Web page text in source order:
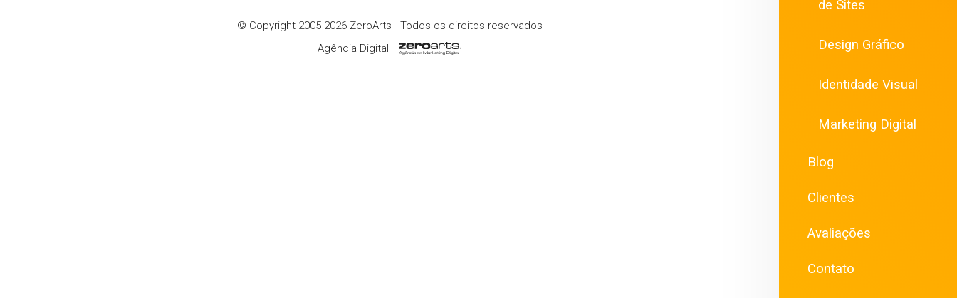
de Sites
Design Gráfico
Identidade Visual
Marketing Digital
Blog
Clientes
Avaliações
Contato
© Copyright 2005-2026 ZeroArts - Todos os direitos reservados
Agência Digital